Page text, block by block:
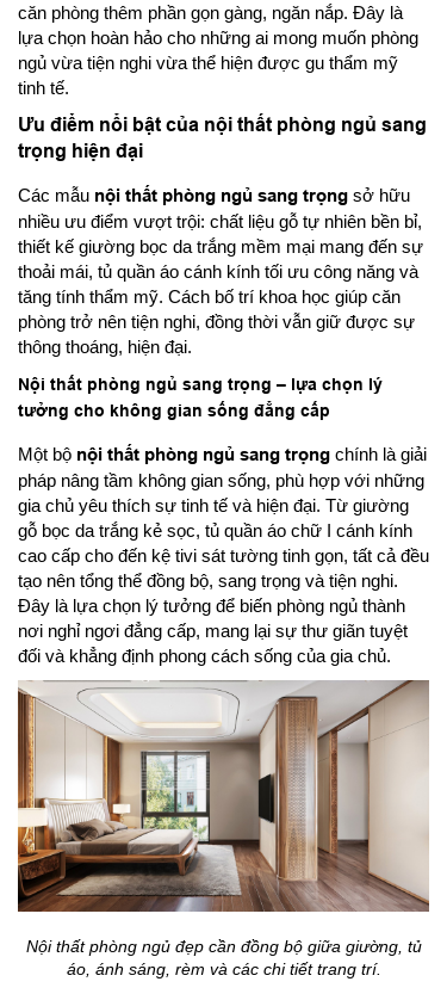
căn phòng thêm phần gọn gàng, ngăn nắp. Đây là
lựa chọn hoàn hảo cho những ai mong muốn phòng
ngủ vừa tiện nghi vừa thể hiện được gu thẩm mỹ
tinh tế.
Ưu điểm nổi bật của nội thất phòng ngủ sang
trọng hiện đại
Các mẫu nội thất phòng ngủ sang trọng sở hữu
nhiều ưu điểm vượt trội: chất liệu gỗ tự nhiên bền bỉ,
thiết kế giường bọc da trắng mềm mại mang đến sự
thoải mái, tủ quần áo cánh kính tối ưu công năng và
tăng tính thẩm mỹ. Cách bố trí khoa học giúp căn
phòng trở nên tiện nghi, đồng thời vẫn giữ được sự
thông thoáng, hiện đại.
Nội thất phòng ngủ sang trọng – lựa chọn lý
tưởng cho không gian sống đẳng cấp
Một bộ nội thất phòng ngủ sang trọng chính là giải
pháp nâng tầm không gian sống, phù hợp với những
gia chủ yêu thích sự tinh tế và hiện đại. Từ giường
gỗ bọc da trắng kẻ sọc, tủ quần áo chữ I cánh kính
cao cấp cho đến kệ tivi sát tường tinh gọn, tất cả đều
tạo nên tổng thể đồng bộ, sang trọng và tiện nghi.
Đây là lựa chọn lý tưởng để biến phòng ngủ thành
nơi nghỉ ngơi đẳng cấp, mang lại sự thư giãn tuyệt
đối và khẳng định phong cách sống của gia chủ.
Nội thất phòng ngủ đẹp cần đồng bộ giữa giường, tủ
áo, ánh sáng, rèm và các chi tiết trang trí.